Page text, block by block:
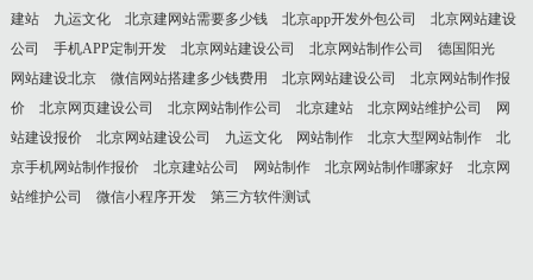
建站
九运文化 北京建网站需要多少钱 北京app开发外包公司
北京网站建设
公司
手机APP定制开发 北京网站建设公司 北京网站制作公司
德国阳光
网站建设北京
微信网站搭建多少钱费用 北京网站建设公司
北京网站制作报
价
北京网页建设公司 北京网站制作公司 北京建站 北京网站维护公司
网
站建设报价
北京网站建设公司 九运文化 网站制作 北京大型网站制作
北
京手机网站制作报价
北京建站公司 网站制作 北京网站制作哪家好
北京网
站维护公司
微信小程序开发 第三方软件测试